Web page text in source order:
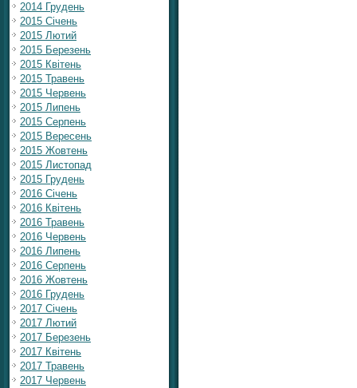
2014 Грудень
2015 Січень
2015 Лютий
2015 Березень
2015 Квітень
2015 Травень
2015 Червень
2015 Липень
2015 Серпень
2015 Вересень
2015 Жовтень
2015 Листопад
2015 Грудень
2016 Січень
2016 Квітень
2016 Травень
2016 Червень
2016 Липень
2016 Серпень
2016 Жовтень
2016 Грудень
2017 Січень
2017 Лютий
2017 Березень
2017 Квітень
2017 Травень
2017 Червень